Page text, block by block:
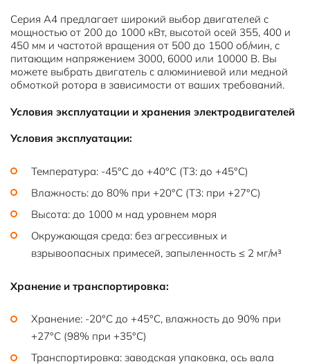
Серия А4 предлагает широкий выбор двигателей с
мощностью от 200 до 1000 кВт, высотой осей 355, 400 и
450 мм и частотой вращения от 500 до 1500 об/мин, с
питающим напряжением 3000, 6000 или 10000 В. Вы
можете выбрать двигатель с алюминиевой или медной
обмоткой ротора в зависимости от ваших требований.
Условия эксплуатации и хранения электродвигателей
Условия эксплуатации:
Температура: -45°C до +40°C (Т3: до +45°C)
Влажность: до 80% при +20°C (Т3: при +27°C)
Высота: до 1000 м над уровнем моря
Окружающая среда: без агрессивных и
взрывоопасных примесей, запыленность ≤ 2 мг/м³
Хранение и транспортировка:
Хранение: -20°C до +45°C, влажность до 90% при
+27°C (98% при +35°C)
Транспортировка: заводская упаковка, ось вала